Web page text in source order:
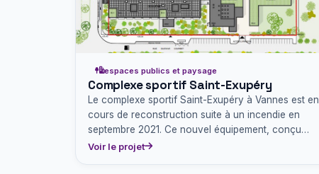
espaces publics et paysage
Complexe sportif Saint-Exupéry
Le complexe sportif Saint-Exupéry à Vannes est en
cours de reconstruction suite à un incendie en
septembre 2021. Ce nouvel équipement, conçu
avec une haute…
Voir le projet